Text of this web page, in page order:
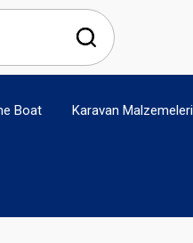
Boat Karavan Malzemeleri